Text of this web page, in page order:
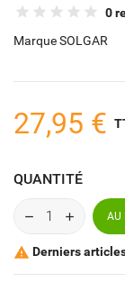
0
MarqueSOLGAR
27,95 €
QUANTITÉ
AU
 Derniers